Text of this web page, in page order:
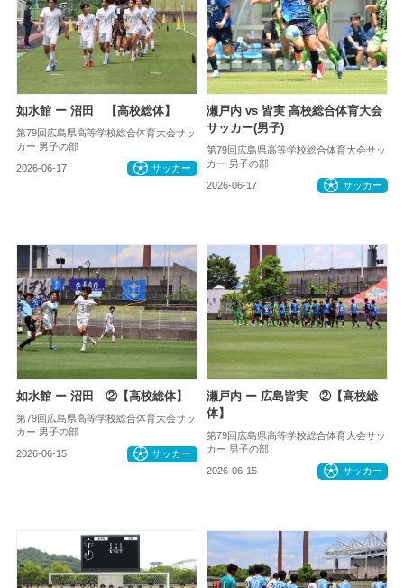
如水館 ー 沼田 【高校総体】
第79回広島県高等学校総合体育大会サッ
カー 男子の部
2026-06-17 サッカー
瀬戸内 vs 皆実 高校総合体育大会
サッカー(男子)
第79回広島県高等学校総合体育大会サッ
カー 男子の部
2026-06-17 サッカー
如水館 ー 沼田 ②【高校総体】
第79回広島県高等学校総合体育大会サッ
カー 男子の部
2026-06-15 サッカー
瀬戸内 ー 広島皆実 ②【高校総
体】
第79回広島県高等学校総合体育大会サッ
カー 男子の部
2026-06-15 サッカー